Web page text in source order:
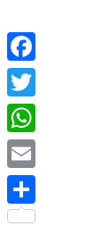
Facebook
Twitter
WhatsApp
Email
Compartir